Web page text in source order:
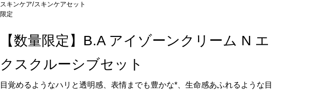
スキンケア/スキンケアセット
限定
【数量限定】B.A アイゾーンクリーム N エ
クスクルーシブセット
目覚めるようなハリと透明感、表情までも豊かな*、生命感あふれるような目